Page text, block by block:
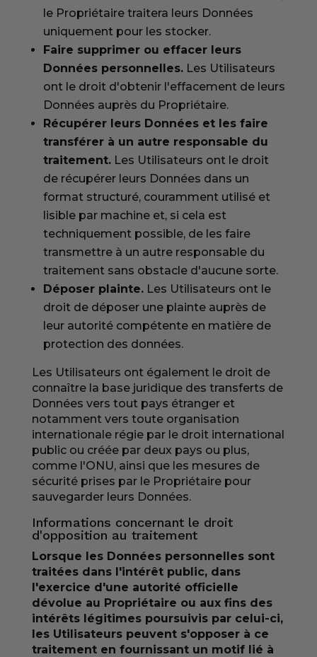
le Propriétaire traitera leurs Données
uniquement pour les stocker.
Faire supprimer ou effacer leurs
Données personnelles.Les Utilisateurs
ont le droit d'obtenir l'effacement de leurs
Données auprès du Propriétaire.
Récupérer leurs Données et les faire
transférer à un autre responsable du
traitement.Les Utilisateurs ont le droit
de récupérer leurs Données dans un
format structuré, couramment utilisé et
lisible par machine et, si cela est
techniquement possible, de les faire
transmettre à un autre responsable du
traitement sans obstacle d'aucune sorte.
Déposer plainte.Les Utilisateurs ont le
droit de déposer une plainte auprès de
leur autorité compétente en matière de
protection des données.
Les Utilisateurs ont également le droit de
connaître la base juridique des transferts de
Données vers tout pays étranger et
notamment vers toute organisation
internationale régie par le droit international
public ou créée par deux pays ou plus,
comme l'ONU, ainsi que les mesures de
sécurité prises par le Propriétaire pour
sauvegarder leurs Données.
Informations concernant le droit
d'opposition au traitement
Lorsque les Données personnelles sont
traitées dans l'intérêt public, dans
l'exercice d'une autorité officielle
dévolue au Propriétaire ou aux fins des
intérêts légitimes poursuivis par celui-ci,
les Utilisateurs peuvent s'opposer à ce
traitement en fournissant un motif lié à